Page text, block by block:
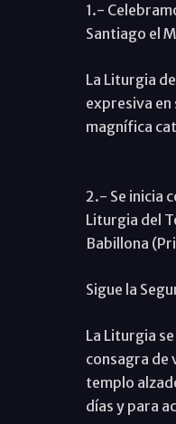
1.-
Santiago el
La Liturgia
expresiva
magnífica
2.- Se inicia
Liturgia del
Babillona
Sigue la
La Liturgia
consagra de
templo
días y para